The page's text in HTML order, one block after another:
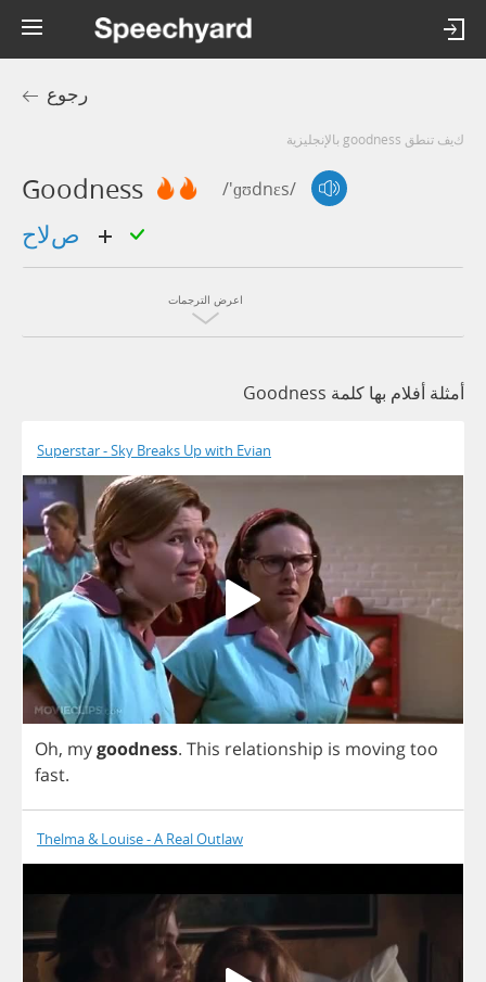
رجوع
كيف تنطق goodness بالإنجليزية
Goodness /'ɡʊdnɛs/
اعرض الترجمات
أمثلة أفلام بها كلمة Goodness
Superstar - Sky Breaks Up with Evian
Oh, mygoodness. This relationship is movingtoo
fast.
Thelma & Louise - A Real Outlaw